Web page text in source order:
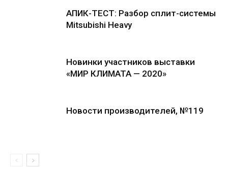
АПИК-ТЕСТ: Разбор сплит-системы
Mitsubishi Heavy
Новинки участников выставки
«МИР КЛИМАТА — 2020»
Новости производителей, №119